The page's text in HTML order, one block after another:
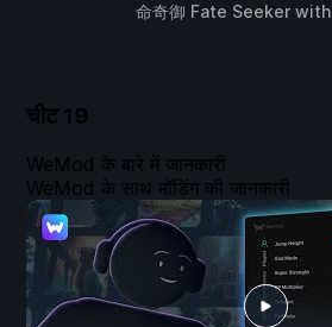
命奇御 Fate Seekerwith
चीट 19
WeMod के बारे में जानकारी
WeMod के साथ मॉडिंग की जानकारी